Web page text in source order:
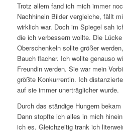
Trotz allem fand ich mich immer
Nachhinein Bilder vergleiche, fällt
wirklich war. Doch im Spiegel sah
die ich verbessern wollte. Die
Oberschenkeln sollte größer
Bauch flacher. Ich wollte genauso
Freundin werden. Sie war mein
größte Konkurrentin. Ich
auf sie immer unerträglicher wurde.
Durch das ständige Hungern
Dann stopfte ich alles in mich
ich es. Gleichzeitig trank ich